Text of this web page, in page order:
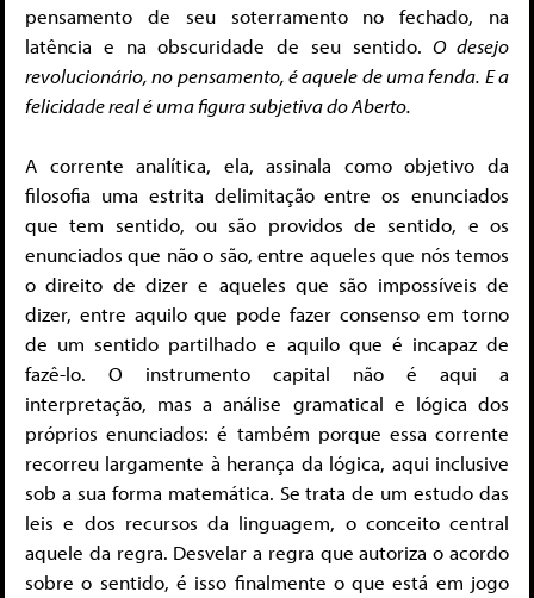
pensamento de seu soterramento no fechado, na
latência e na obscuridade de seu sentido.O desejo
revolucionário, no pensamento, é aquele de uma fenda. E a
felicidade real é uma figura subjetiva do Aberto.
A corrente analítica, ela, assinala como objetivo da
filosofia uma estrita delimitação entre os enunciados
que tem sentido, ou são providos de sentido, e os
enunciados que não o são, entre aqueles que nós temos
o direito de dizer e aqueles que são impossíveis de
dizer, entre aquilo que pode fazer consenso em torno
de um sentido partilhado e aquilo que é incapaz de
fazê-lo. O instrumento capital não é aqui a
interpretação, mas a análise gramatical e lógica dos
próprios enunciados: é também porque essa corrente
recorreu largamente à herança da lógica, aqui inclusive
sob a sua forma matemática. Se trata de um estudo das
leis e dos recursos da linguagem, o conceito central
aquele da regra. Desvelar a regra que autoriza o acordo
sobre o sentido, é isso finalmente o que está em jogo